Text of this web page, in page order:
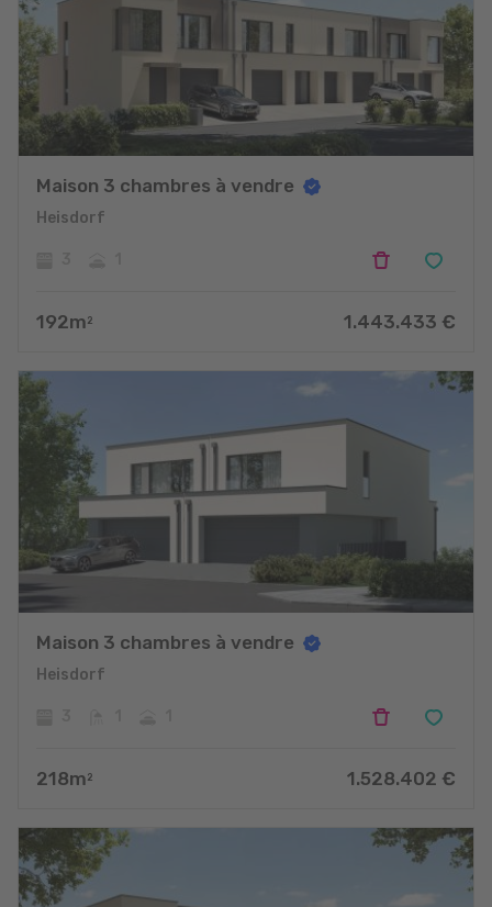
Maison 3 chambres à vendre
Heisdorf
192m 2 1.443.433 €
Maison 3 chambres à vendre
Heisdorf
218m 2 1.528.402 €